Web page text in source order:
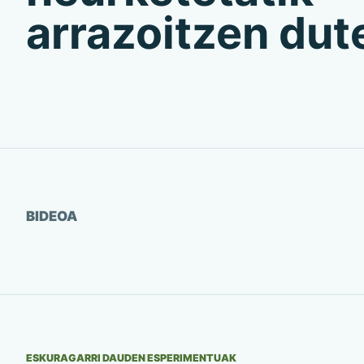
arrazoitzen
BIDEOAIkusi bideoa
ESKURAGARRI DAUDEN ESPERIMENTUAK